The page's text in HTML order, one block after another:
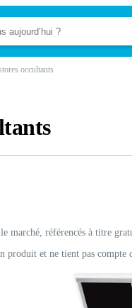
occultants
marché, référencés à titre
et ne tient pas compte